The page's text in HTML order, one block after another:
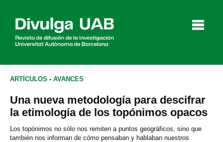
Vídeos
ARTÍCULOS - AVANCES
Una nueva metodología para descifrar
la etimología de los topónimos opacos
Los topónimos no sólo nos remiten a puntos geográficos, sino que
también nos informan de cómo pensaban y hablaban nuestros